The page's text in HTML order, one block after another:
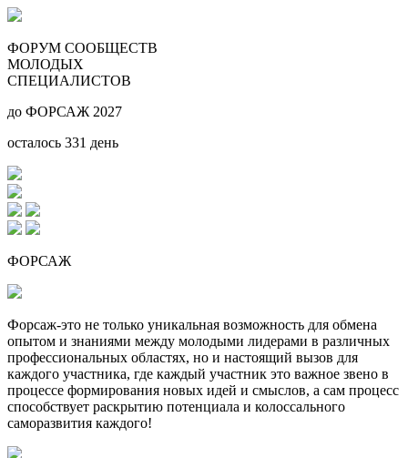
ФОРУМ СООБЩЕСТВ
МОЛОДЫХ
СПЕЦИАЛИСТОВ
до ФОРСАЖ 2027
осталось 331 день
ФОРСАЖ
Форсаж-это не только уникальная возможность для обмена
опытом и знаниями между молодыми лидерами в различных
профессиональных областях, но и настоящий вызов для
каждого участника, где каждый участник это важное звено в
процессе формирования новых идей и смыслов, а сам процесс
способствует раскрытию потенциала и колоссального
саморазвития каждого!